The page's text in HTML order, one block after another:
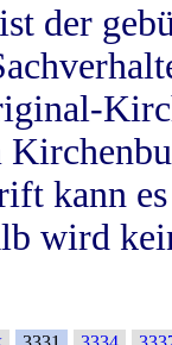
der
kann
wird